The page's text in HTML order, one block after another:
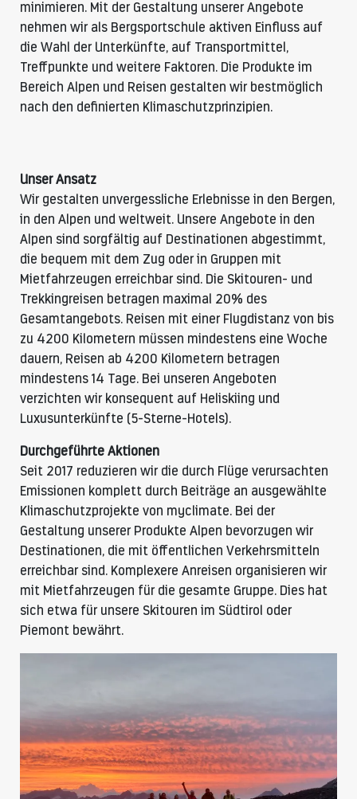
minimieren. Mit der Gestaltung unserer Angebote
nehmen wir als Bergsportschule aktiven Einfluss auf
die Wahl der Unterkünfte, auf Transportmittel,
Treffpunkte und weitere Faktoren. Die Produkte im
Bereich Alpen und Reisen gestalten wir bestmöglich
nach den definierten Klimaschutzprinzipien.
Unser Ansatz
Wir gestalten unvergessliche Erlebnisse in den Bergen,
in den Alpen und weltweit. Unsere Angebote in den
Alpen sind sorgfältig auf Destinationen abgestimmt,
die bequem mit dem Zug oder in Gruppen mit
Mietfahrzeugen erreichbar sind. Die Skitouren- und
Trekkingreisen betragen maximal 20% des
Gesamtangebots. Reisen mit einer Flugdistanz von bis
zu 4200 Kilometern müssen mindestens eine Woche
dauern, Reisen ab 4200 Kilometern betragen
mindestens 14 Tage. Bei unseren Angeboten
verzichten wir konsequent auf Heliskiing und
Luxusunterkünfte (5-Sterne-Hotels).
Durchgeführte Aktionen
Seit 2017 reduzieren wir die durch Flüge verursachten
Emissionen komplett durch Beiträge an ausgewählte
Klimaschutzprojekte von myclimate. Bei der
Gestaltung unserer Produkte Alpen bevorzugen wir
Destinationen, die mit öffentlichen Verkehrsmitteln
erreichbar sind. Komplexere Anreisen organisieren wir
mit Mietfahrzeugen für die gesamte Gruppe. Dies hat
sich etwa für unsere Skitouren im Südtirol oder
Piemont bewährt.